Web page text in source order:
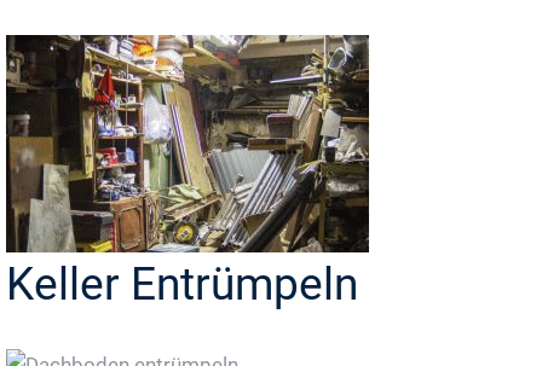
Keller Entrümpeln